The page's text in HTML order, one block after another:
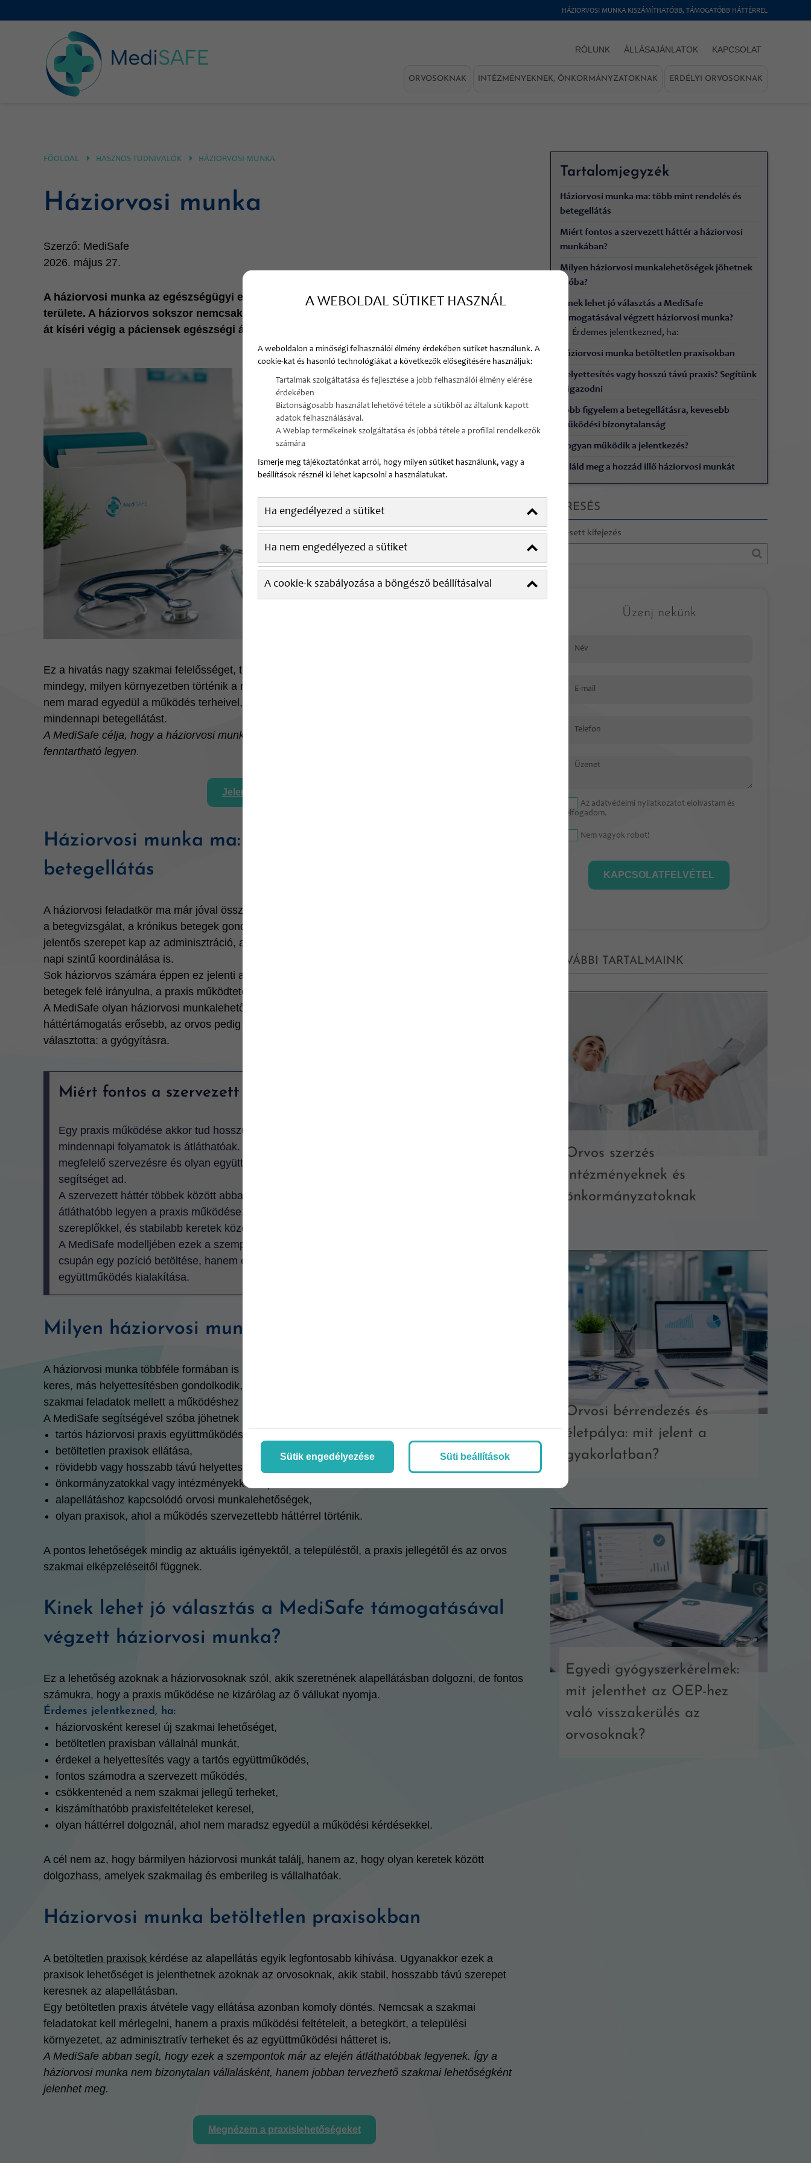
HÁZIORVOSI MUNKA KISZÁMÍTHATÓBB, TÁMOGATÓBB HÁTTÉRREL
RÓLUNK ÁLLÁSAJÁNLATOK KAPCSOLAT
ORVOSOKNAK INTÉZMÉNYEKNEK, ÖNKORMÁNYZATOKNAK ERDÉLYI ORVOSOKNAK
FŐOLDAL HASZNOS TUDNIVALÓK HÁZIORVOSI MUNKA
Háziorvosi munka
Szerző: MediSafe
2026. május 27.
A háziorvosi munka az egészségügyi ellátás egyik legfontosabb és legemberközelibb
területe. A háziorvos sokszor nemcsak elsőként találkozik a beteggel, hanem hosszú éveken
át kíséri végig a páciensek egészségi állapotát, élethelyzetét és gyógyulási útját.
Ez a hivatás nagy szakmai felelősséget, türelmet és folyamatos jelenlétet igényel. Éppen ezért nem
mindegy, milyen környezetben történik a munkavégzés. Egy jól szervezett praxisban a háziorvos
nem marad egyedül a működés terheivel, hanem olyan háttérre támaszkodhat, amely támogatja a
mindennapi betegellátást.
A MediSafe célja, hogy a háziorvosi munka ne csak szakmailag értékes, hanem hosszabb távon is
fenntartható legyen.
Jelentkezem háziorvosként
Háziorvosi munka ma: több mint rendelés és
betegellátás
A háziorvosi feladatkör ma már jóval összetettebb annál, mint amit kívülről sokan látnak. A rendelés,
a betegvizsgálat, a krónikus betegek gondozása, a prevenció és az akut panaszok kezelése mellett
jelentős szerepet kap az adminisztráció, a szervezés, a kapcsolattartás és a praxis működésének
napi szintű koordinálása is.
Sok háziorvos számára éppen ez jelenti a legnagyobb kihívást: miközben a szakmai munka a
betegek felé irányulna, a praxis működtetésével járó feladatok sok időt és energiát visznek el.
A MediSafe olyan háziorvosi munkalehetőségekben gondolkodik, ahol a működés szervezettebb, a
háttértámogatás erősebb, az orvos pedig nagyobb figyelmet fordíthat arra, amiért ezt a pályát
választotta: a gyógyításra.
Miért fontos a szervezett háttér a háziorvosi munkában?
Egy praxis működése akkor tud hosszú távon stabil maradni, ha a szakmai munka mellett a
mindennapi folyamatok is átláthatóak. A háziorvosnak szüksége van kiszámítható keretekre,
megfelelő szervezésre és olyan együttműködésre, amely nem plusz terhet jelent, hanem valódi
segítséget ad.
A szervezett háttér többek között abban segíthet, hogy kezelhetőbbé váljon az adminisztráció,
átláthatóbb legyen a praxis működése, gördülékenyebb legyen a kapcsolattartás az érintett
szereplőkkel, és stabilabb keretek között történjen a betegellátás.
A MediSafe modelljében ezek a szempontok kiemelt szerepet kapnak, hiszen a cél nem
csupán egy pozíció betöltése, hanem egy működőképes, fenntartható háziorvosi
együttműködés kialakítása.
Milyen háziorvosi munkalehetőségek jöhetnek szóba?
A háziorvosi munka többféle formában is megvalósulhat. Van, aki hosszabb távú praxislehetőséget
keres, más helyettesítésben gondolkodik, megint más olyan együttműködést szeretne, ahol a
szakmai feladatok mellett a működéshez is kap támogatást.
A MediSafe segítségével szóba jöhetnek például:
tartós háziorvosi praxis együttműködések,
betöltetlen praxisok ellátása,
rövidebb vagy hosszabb távú helyettesítések,
önkormányzatokkal vagy intézményekkel kapcsolódó feladatok,
alapellátáshoz kapcsolódó orvosi munkalehetőségek,
olyan praxisok, ahol a működés szervezettebb háttérrel történik.
A pontos lehetőségek mindig az aktuális igényektől, a településtől, a praxis jellegétől és az orvos
szakmai elképzeléseitől függnek.
Kinek lehet jó választás a MediSafe támogatásával
végzett háziorvosi munka?
Ez a lehetőség azoknak a háziorvosoknak szól, akik szeretnének alapellátásban dolgozni, de fontos
számukra, hogy a praxis működése ne kizárólag az ő vállukat nyomja.
Érdemes jelentkezned, ha:
háziorvosként keresel új szakmai lehetőséget,
betöltetlen praxisban vállalnál munkát,
érdekel a helyettesítés vagy a tartós együttműködés,
fontos számodra a szervezett működés,
csökkentenéd a nem szakmai jellegű terheket,
kiszámíthatóbb praxisfeltételeket keresel,
olyan háttérrel dolgoznál, ahol nem maradsz egyedül a működési kérdésekkel.
A cél nem az, hogy bármilyen háziorvosi munkát találj, hanem az, hogy olyan keretek között
dolgozhass, amelyek szakmailag és emberileg is vállalhatóak.
Háziorvosi munka betöltetlen praxisokban
A betöltetlen praxisok kérdése az alapellátás egyik legfontosabb kihívása. Ugyanakkor ezek a
praxisok lehetőséget is jelenthetnek azoknak az orvosoknak, akik stabil, hosszabb távú szerepet
keresnek az alapellátásban.
Egy betöltetlen praxis átvétele vagy ellátása azonban komoly döntés. Nemcsak a szakmai
feladatokat kell mérlegelni, hanem a praxis működési feltételeit, a betegkört, a települési
környezetet, az adminisztratív terheket és az együttműködési hátteret is.
A MediSafe abban segít, hogy ezek a szempontok már az elején átláthatóbbak legyenek. Így a
háziorvosi munka nem bizonytalan vállalásként, hanem jobban tervezhető szakmai lehetőségként
jelenhet meg.
Megnézem a praxislehetőségeket
Tartalomjegyzék
Háziorvosi munka ma: több mint rendelés és
betegellátás
Miért fontos a szervezett háttér a háziorvosi
munkában?
Milyen háziorvosi munkalehetőségek jöhetnek
szóba?
Kinek lehet jó választás a MediSafe
támogatásával végzett háziorvosi munka?
Érdemes jelentkezned, ha:
Háziorvosi munka betöltetlen praxisokban
Helyettesítés vagy hosszú távú praxis? Segítünk
eligazodni
Több figyelem a betegellátásra, kevesebb
működési bizonytalanság
Hogyan működik a jelentkezés?
Találd meg a hozzád illő háziorvosi munkát
KERESÉS
Keresett kifejezés
Üzenj nekünk
Név
E-mail
Telefon
Üzenet
Az adatvédelmi nyilatkozatot elolvastam és
elfogadom.
Nem vagyok robot!
KAPCSOLATFELVÉTEL
TOVÁBBI TARTALMAINK
Orvos szerzés
intézményeknek és
önkormányzatoknak
Orvosi bérrendezés és
életpálya: mit jelent a
gyakorlatban?
Egyedi gyógyszerkérelmek:
mit jelenthet az OEP-hez
való visszakerülés az
orvosoknak?
A WEBOLDAL SÜTIKET HASZNÁL
A weboldalon a minőségi felhasználói élmény érdekében sütiket használunk. A
cookie-kat és hasonló technológiákat a következők elősegítésére használjuk:
Tartalmak szolgáltatása és fejlesztése a jobb felhasználói élmény elérése
érdekében
Biztonságosabb használat lehetővé tétele a sütikből az általunk kapott
adatok felhasználásával.
A Weblap termékeinek szolgáltatása és jobbá tétele a profillal rendelkezők
számára
Ismerje meg tájékoztatónkat arról, hogy milyen sütiket használunk, vagy a
beállítások résznél ki lehet kapcsolni a használatukat.
Ha engedélyezed a sütiket
Ha nem engedélyezed a sütiket
A cookie-k szabályozása a böngésző beállításaival
Sütik engedélyezése Süti beállítások